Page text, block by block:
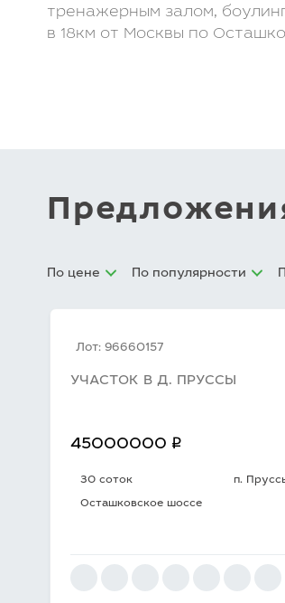
тренажерным залом,
в 18км от Москвы по
По цене По популярности
Лот: 96660157
УЧАСТОК В Д. ПРУССЫ
45000000 q
30 соток п.
Осташковское шоссе